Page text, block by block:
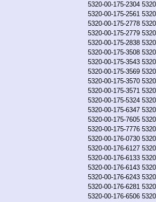
5320-00-175-2304
5320-00-175-2561
5320-00-175-2778
5320-00-175-2779
5320-00-175-2838
5320-00-175-3508
5320-00-175-3543
5320-00-175-3569
5320-00-175-3570
5320-00-175-3571
5320-00-175-5324
5320-00-175-6347
5320-00-175-7605
5320-00-175-7776
5320-00-176-0730
5320-00-176-6127
5320-00-176-6133
5320-00-176-6143
5320-00-176-6243
5320-00-176-6281
5320-00-176-6506